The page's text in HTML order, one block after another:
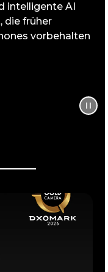
intelligente AI
die früher
vorbehalten